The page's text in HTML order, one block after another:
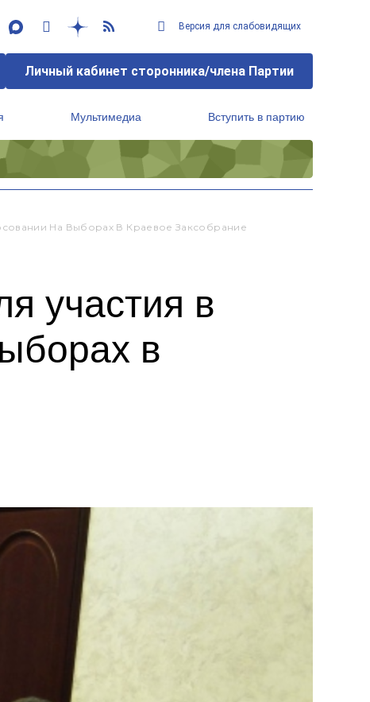
Версия для слабовидящих
Личный кабинет сторонника/члена Партии
Мультимедиа Вступить в партию
На Выборах В Краевое Заксобрание
участия в
в